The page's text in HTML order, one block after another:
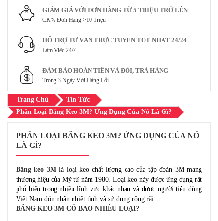
GIẢM GIÁ VỚI ĐƠN HÀNG TỪ 5 TRIỆU TRỞ LÊN
CK% Đơn Hàng >10 Triệu
HỖ TRỢ TƯ VẤN TRỰC TUYẾN TỐT NHẤT 24/24
Làm Việc 24/7
ĐẢM BẢO HOÀN TIỀN VÀ ĐỔI, TRẢ HÀNG
Trong 3 Ngày Với Hàng Lỗi
Trang Chủ
Tin Tức
Phân Loại Băng Keo 3M? Ứng Dụng Của Nó Là Gì?
PHÂN LOẠI BĂNG KEO 3M? ỨNG DỤNG CỦA NÓ
LÀ GÌ?
Băng keo 3Mlà loại keo chất lượng cao của tập đoàn 3M mang
thương hiệu của Mỹ từ năm 1980. Loại keo này được ứng dụng rất
phổ biến trong nhiều lĩnh vực khác nhau và được người tiêu dùng
Việt Nam đón nhận nhiệt tình và sử dụng rộng rãi.
BĂNG KEO 3M CÓ BAO NHIÊU LOẠI?